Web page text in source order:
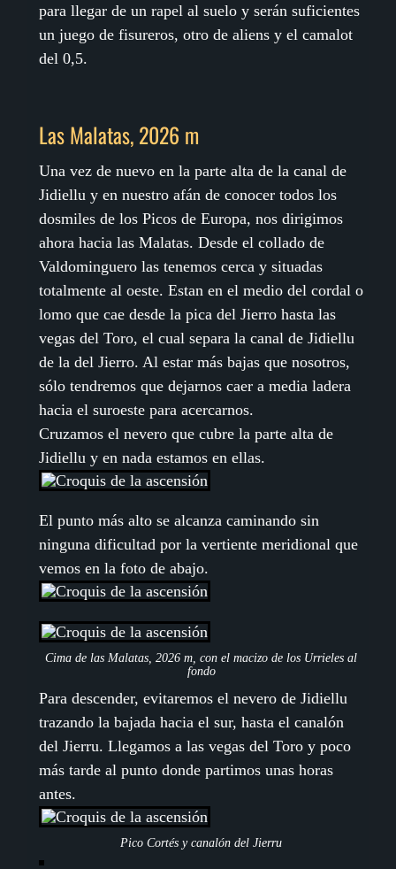
para llegar de un rapel al suelo y serán suficientes
un juego de fisureros, otro de aliens y el camalot
del 0,5.
Las Malatas, 2026 m
Una vez de nuevo en la parte alta de la canal de
Jidiellu y en nuestro afán de conocer todos los
dosmiles de los Picos de Europa, nos dirigimos
ahora hacia las Malatas. Desde el collado de
Valdominguero las tenemos cerca y situadas
totalmente al oeste. Estan en el medio del cordal o
lomo que cae desde la pica del Jierro hasta las
vegas del Toro, el cual separa la canal de Jidiellu
de la del Jierro. Al estar más bajas que nosotros,
sólo tendremos que dejarnos caer a media ladera
hacia el suroeste para acercarnos.
Cruzamos el nevero que cubre la parte alta de
Jidiellu y en nada estamos en ellas.
El punto más alto se alcanza caminando sin
ninguna dificultad por la vertiente meridional que
vemos en la foto de abajo.
Cima de las Malatas, 2026 m, con el macizo de los Urrieles al
fondo
Para descender, evitaremos el nevero de Jidiellu
trazando la bajada hacia el sur, hasta el canalón
del Jierru. Llegamos a las vegas del Toro y poco
más tarde al punto donde partimos unas horas
antes.
Pico Cortés y canalón del Jierru